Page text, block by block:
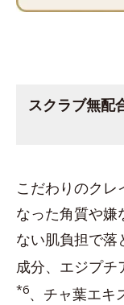
スクラブ無配
こだわりのクレ
なった角質や嫌
ない肌負担で落
成分、エジプチ
*6、チャ葉エキ